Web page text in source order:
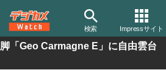
検索 Impressサイト
「Geo Carmagne E」に自由雲台